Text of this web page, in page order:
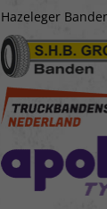
Hazeleger